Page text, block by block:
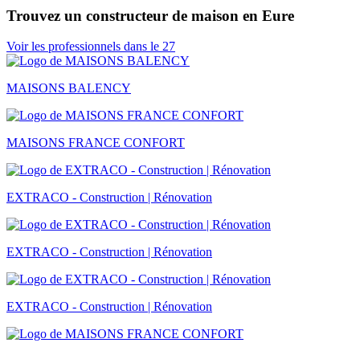
Trouvez un constructeur de maison en Eure
Voir les professionnels dans le 27
MAISONS BALENCY
MAISONS FRANCE CONFORT
EXTRACO - Construction | Rénovation
EXTRACO - Construction | Rénovation
EXTRACO - Construction | Rénovation